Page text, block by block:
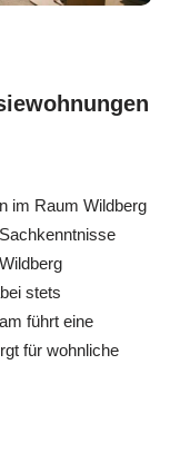
im Raum Wildberg
stets
führt eine
für wohnliche